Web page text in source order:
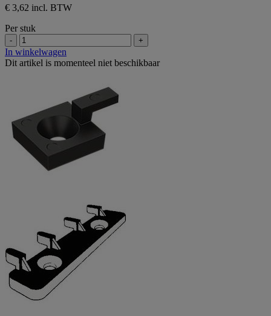
€ 3,62 incl. BTW
Per stuk
- +
In winkelwagen
Dit artikel is momenteel niet beschikbaar